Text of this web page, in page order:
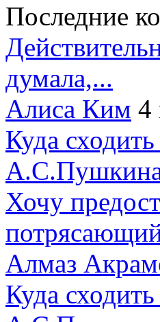
Последние
думала,...
Алиса Ким 4
Куда
Хочу
Алмаз
Куда